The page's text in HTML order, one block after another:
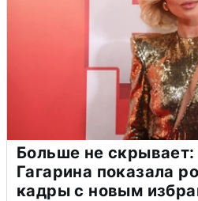
Больше не скрывает:
Гагарина показала
кадры с новым